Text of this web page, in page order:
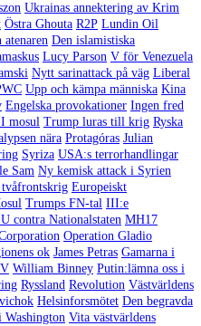
Ukrainas annektering av Krim
Östra Ghouta R2P Lundin Oil
atenaren Den islamistiska
Lucy Parson V för Venezuela
Nytt sarinattack på väg Liberal
Upp och kämpa människa Kina
Engelska provokationer Ingen fred
mosul Trump luras till krig Ryska
nära Protagóras Julian
Syriza USA:s terrorhandlingar
Sam Ny kemisk attack i Syrien
Europeiskt
Trumps FN-tal III:e
contra Nationalstaten MH17
Operation Gladio
ok James Petras Gamarna i
William Binney Putin:lämna oss i
Ryssland Revolution Västvärldens
Helsinforsmötet Den begravda
Vita västvärldens